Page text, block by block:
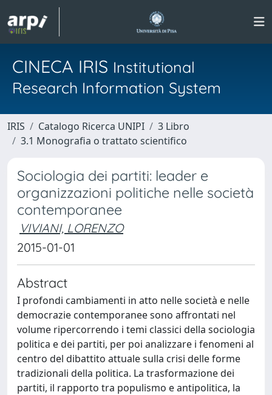
CINECA IRIS Institutional
Research Information System
IRIS Catalogo Ricerca UNIPI
3 Libro
3.1 Monografia o trattato scientifico
Sociologia dei partiti: leader e
organizzazioni politiche nelle società
contemporanee
VIVIANI, LORENZO
2015-01-01
Abstract
I profondi cambiamenti in atto nelle società e nelle
democrazie contemporanee sono affrontati nel
volume ripercorrendo i temi classici della sociologia
politica e dei partiti, per poi analizzare i fenomeni al
centro del dibattito attuale sulla crisi delle forme
tradizionali della politica. La trasformazione dei
partiti, il rapporto tra populismo e antipolitica, la